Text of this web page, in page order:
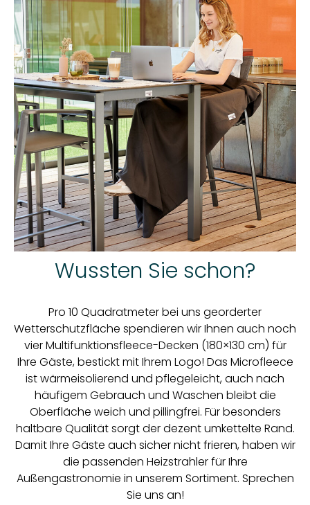
Wussten Sie schon?
Pro 10 Quadratmeter bei uns georderter
Wetterschutzfläche spendieren wir Ihnen auch noch
vier Multifunktionsfleece-Decken (180×130 cm) für
Ihre Gäste, bestickt mit Ihrem Logo! Das Microfleece
ist wärmeisolierend und pflegeleicht, auch nach
häufigem Gebrauch und Waschen bleibt die
Oberfläche weich und pillingfrei. Für besonders
haltbare Qualität sorgt der dezent umkettelte Rand.
Damit Ihre Gäste auch sicher nicht frieren, haben wir
die passenden Heizstrahler für Ihre
Außengastronomie in unserem Sortiment. Sprechen
Sie uns an!